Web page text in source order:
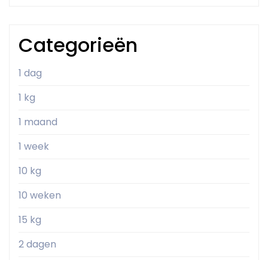
Categorieën
1 dag
1 kg
1 maand
1 week
10 kg
10 weken
15 kg
2 dagen